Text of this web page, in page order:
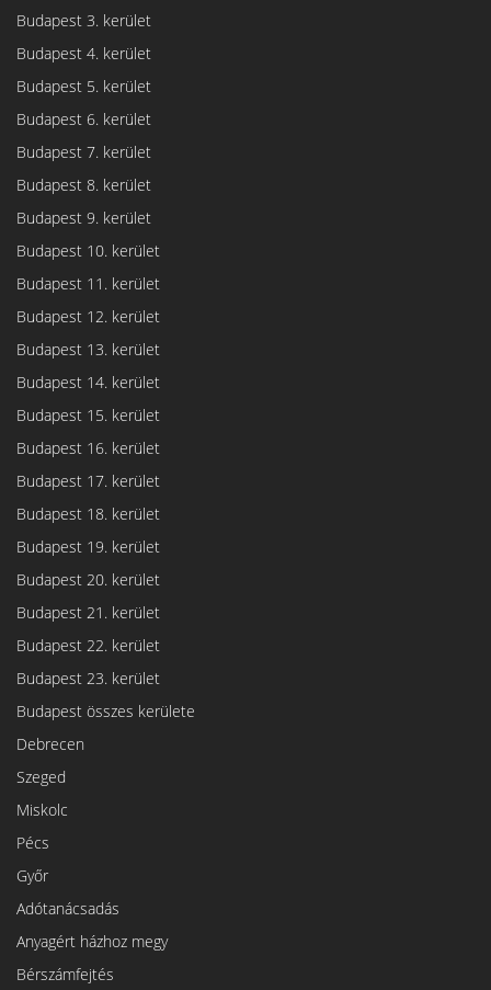
Budapest 3. kerület
Budapest 4. kerület
Budapest 5. kerület
Budapest 6. kerület
Budapest 7. kerület
Budapest 8. kerület
Budapest 9. kerület
Budapest 10. kerület
Budapest 11. kerület
Budapest 12. kerület
Budapest 13. kerület
Budapest 14. kerület
Budapest 15. kerület
Budapest 16. kerület
Budapest 17. kerület
Budapest 18. kerület
Budapest 19. kerület
Budapest 20. kerület
Budapest 21. kerület
Budapest 22. kerület
Budapest 23. kerület
Budapest összes kerülete
Debrecen
Szeged
Miskolc
Pécs
Győr
Adótanácsadás
Anyagért házhoz megy
Bérszámfejtés